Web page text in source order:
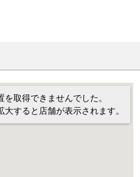
を取得できませんでした。
大すると店舗が表示されます。